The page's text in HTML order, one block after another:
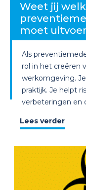
Weet jij
moet
Als
rol in het creëren
werkomgeving.
praktijk. Je helpt
verbeteringen en
Lees verder